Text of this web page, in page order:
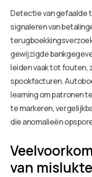
Detectie van gefaalde
signaleren van
gewijzigde
leiden vaak tot fouten,
spookfacturen.
learning om patronen
te markeren,
die anomalieën
van